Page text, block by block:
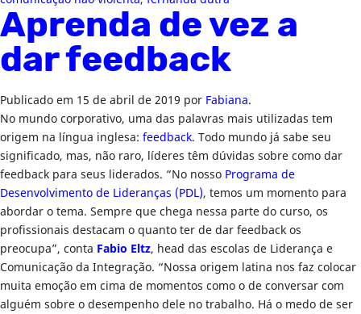
Aprenda de vez a
dar feedback
Publicado em 15 de abril de 2019 por Fabiana.
No mundo corporativo, uma das palavras mais utilizadas tem
origem na língua inglesa: feedback. Todo mundo já sabe seu
significado, mas, não raro, líderes têm dúvidas sobre como dar
feedback para seus liderados. “No nosso Programa de
Desenvolvimento de Lideranças (PDL), temos um momento para
abordar o tema. Sempre que chega nessa parte do curso, os
profissionais destacam o quanto ter de dar feedback os
preocupa”, conta Fabio Eltz, head das escolas de Liderança e
Comunicação da Integração. “Nossa origem latina nos faz colocar
muita emoção em cima de momentos como o de conversar com
alguém sobre o desempenho dele no trabalho. Há o medo de ser